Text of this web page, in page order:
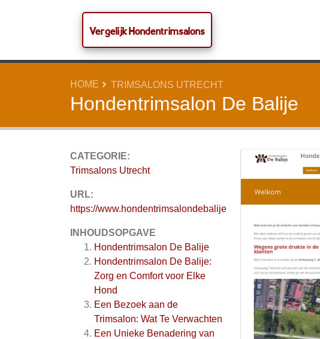
Vergelijk Hondentrimsalons
HOME TRIMSALONS UTRECHT
Hondentrimsalon De Balije
CATEGORIE:
Trimsalons Utrecht
URL:
https://www.hondentrimsalondebalije
INHOUDSOPGAVE
Hondentrimsalon De Balije
Hondentrimsalon De Balije:
Zorg en Comfort voor Elke
Hond
Een Bezoek aan de
Trimsalon: Wat Te Verwachten
Een Unieke Benadering van